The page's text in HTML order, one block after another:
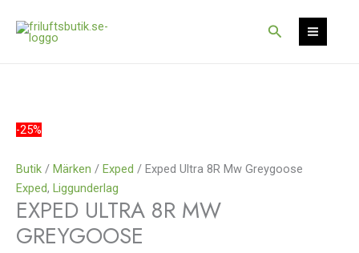
Sök
-25%
Butik / Märken / Exped / Exped Ultra 8R Mw Greygoose
Exped, Liggunderlag
EXPED ULTRA 8R MW
GREYGOOSE